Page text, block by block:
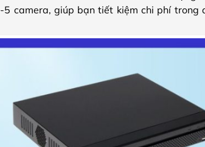
5 camera, giúp bạn tiết kiệm chi phí trong